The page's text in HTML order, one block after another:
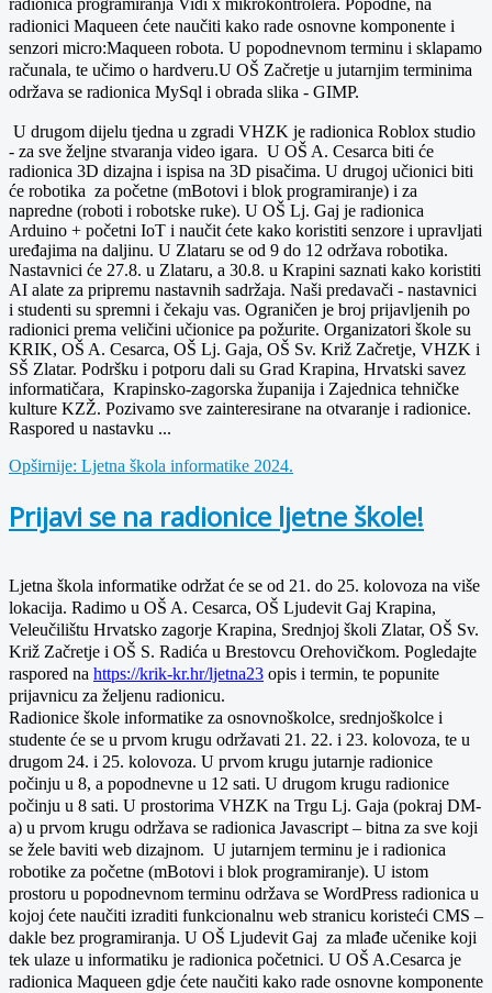
radionica programiranja Vidi x mikrokontrolera. Popodne, na
radionici Maqueen ćete naučiti kako rade osnovne komponente i
senzori micro:Maqueen robota. U popodnevnom terminu i sklapamo
računala, te učimo o hardveru.U OŠ Začretje u jutarnjim terminima
održava se radionica MySql i obrada slika - GIMP.
U drugom dijelu tjedna u zgradi VHZK je radionica Roblox studio
- za sve željne stvaranja video igara. U OŠ A. Cesarca biti će
radionica 3D dizajna i ispisa na 3D pisačima. U drugoj učionici biti
će robotika za početne (mBotovi i blok programiranje) i za
napredne (roboti i robotske ruke). U OŠ Lj. Gaj je radionica
Arduino + početni IoT i naučit ćete kako koristiti senzore i upravljati
uređajima na daljinu. U Zlataru se od 9 do 12 održava robotika.
Nastavnici će 27.8. u Zlataru, a 30.8. u Krapini saznati kako koristiti
AI alate za pripremu nastavnih sadržaja. Naši predavači - nastavnici
i studenti su spremni i čekaju vas. Ograničen je broj prijavljenih po
radionici prema veličini učionice pa požurite. Organizatori škole su
KRIK, OŠ A. Cesarca, OŠ Lj. Gaja, OŠ Sv. Križ Začretje, VHZK i
SŠ Zlatar. Podršku i potporu dali su Grad Krapina, Hrvatski savez
informatičara, Krapinsko-zagorska županija i Zajednica tehničke
kulture KZŽ. Pozivamo sve zainteresirane na otvaranje i radionice.
Raspored u nastavku ...
Opširnije: Ljetna škola informatike 2024.
Prijavi se na radionice ljetne škole!
Ljetna škola informatike održat će se od 21. do 25. kolovoza na više
lokacija. Radimo u OŠ A. Cesarca, OŠ Ljudevit Gaj Krapina,
Veleučilištu Hrvatsko zagorje Krapina, Srednjoj školi Zlatar, OŠ Sv.
Križ Začretje i OŠ S. Radića u Brestovcu Orehovičkom. Pogledajte
raspored na https://krik-kr.hr/ljetna23 opis i termin, te popunite
prijavnicu za željenu radionicu.
Radionice škole informatike za osnovnoškolce, srednjoškolce i
studente će se u prvom krugu održavati 21. 22. i 23. kolovoza, te u
drugom 24. i 25. kolovoza. U prvom krugu jutarnje radionice
počinju u 8, a popodnevne u 12 sati. U drugom krugu radionice
počinju u 8 sati. U prostorima VHZK na Trgu Lj. Gaja (pokraj DM-
a) u prvom krugu održava se radionica Javascript – bitna za sve koji
se žele baviti web dizajnom. U jutarnjem terminu je i radionica
robotike za početne (mBotovi i blok programiranje). U istom
prostoru u popodnevnom terminu održava se WordPress radionica u
kojoj ćete naučiti izraditi funkcionalnu web stranicu koristeći CMS –
dakle bez programiranja. U OŠ Ljudevit Gaj za mlađe učenike koji
tek ulaze u informatiku je radionica početnici. U OŠ A.Cesarca je
radionica Maqueen gdje ćete naučiti kako rade osnovne komponente